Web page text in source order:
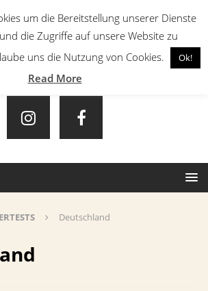
Deutschland
um die Bereitstellung unserer Dienste
die Zugriffe auf unsere Website zu
uns die Nutzung von Cookies.
Ok!
Read More